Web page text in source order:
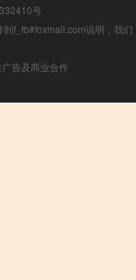
号
f_fb#foxmail.com说明，我们
告及商业合作